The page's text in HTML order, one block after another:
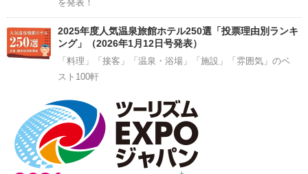
を発表！
2025年度人気温泉旅館ホテル250選「投票理由別ランキ
ング」（2026年1月12日号発表）
「料理」「接客」「温泉・浴場」「施設」「雰囲気」のベ
スト100軒